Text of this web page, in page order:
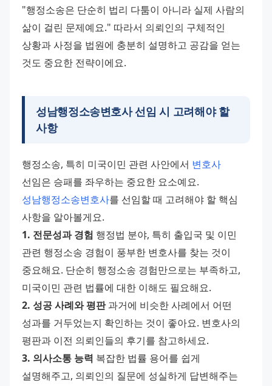
"행정소송은 단순히 법리 다툼이 아니라 실제 사람의
삶이 걸린 문제예요." 따라서 의뢰인의 구체적인
상황과 사정을 법원에 충분히 설명하고 공감을 얻는
것도 중요한 전략이에요.
성남행정소송변호사 선임 시 고려해야 할
사항
행정소송, 특히 미국이민 관련 사안에서 변호사
성남행정소송변호사를 선임할 때 고려해야 할 핵심
사항을 알아볼게요.
1. 전문성과 경험 행정법 분야, 특히 출입국 및 이민
관련 행정소송 경험이 풍부한 변호사를 찾는 것이
중요해요. 단순히 행정소송 경험만으로는 부족하고,
미국이민 관련 법률에 대한 이해도 필요해요.
2. 성공 사례와 평판 과거에 비슷한 사례에서 어떤
성과를 거두었는지 확인하는 것이 좋아요. 변호사의
평판과 이전 의뢰인들의 후기를 참고하세요.
3. 의사소통 능력 복잡한 법률 용어를 쉽게
설명해주고, 의뢰인의 질문에 성실하게 답변해주는